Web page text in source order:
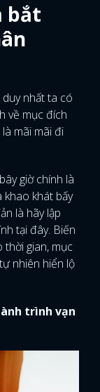
bắt
nhất ta có
về mục đích
mãi mãi đi
giờ chính là
khát bấy
là hãy lập
tại đây. Biến
gian, mục
nhiên hiển lộ
trình vạn